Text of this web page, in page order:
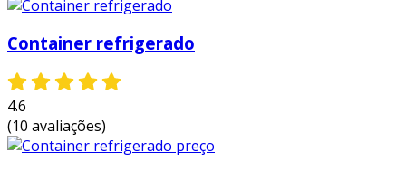
Container refrigerado
4.6
(10 avaliações)